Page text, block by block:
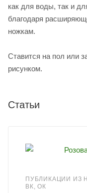
как для воды, так и
благодаря
ножкам.
Ставится на пол или
рисунком.
Статьи
ПУБЛИКАЦИИ ИЗ
ВК, ОК